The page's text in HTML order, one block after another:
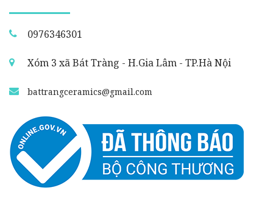
0976346301
Xóm 3 xã Bát Tràng - H.Gia Lâm - TP.Hà Nội
battrangceramics@gmail.com